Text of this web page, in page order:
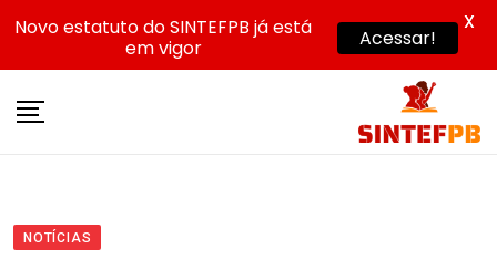
NOTÍCIAS
Novo estatuto do SINTEFPB já está
em vigor
Acessar!
X